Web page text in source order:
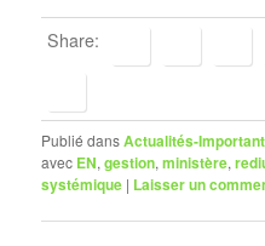
Share:
Publié dansActualités-Important
avec EN,gestion,ministère,
systémique | Laisser un